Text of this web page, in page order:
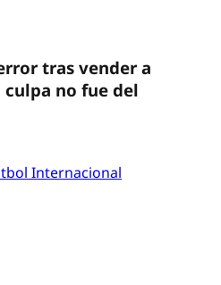
tras vender a
culpa no fue del
Internacional